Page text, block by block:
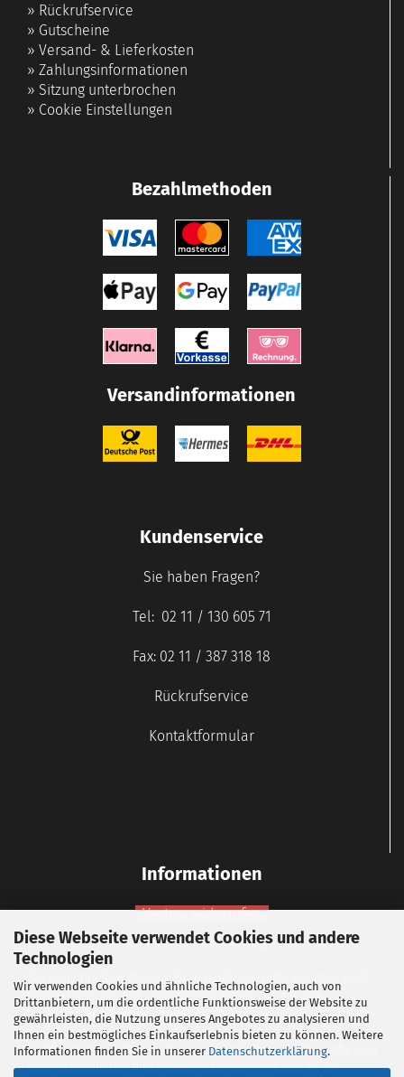
Diese Webseite verwendet Cookies und andere
Technologien
Wir verwenden Cookies und ähnliche Technologien, auch von
Drittanbietern, um die ordentliche Funktionsweise der Website zu
gewährleisten, die Nutzung unseres Angebotes zu analysieren und
Ihnen ein bestmögliches Einkaufserlebnis bieten zu können. Weitere
Informationen finden Sie in unserer Datenschutzerklärung.
» Rückrufservice
» Gutscheine
» Versand- & Lieferkosten
» Zahlungsinformationen
» Sitzung unterbrochen
» Cookie Einstellungen
Bezahlmethoden
Versandinformationen
Kundenservice
Sie haben Fragen?
Tel: 02 11 / 130 605 71
Fax: 02 11 / 387 318 18
Rückrufservice
Kontaktformular
Informationen
Vertrag widerrufen
Widerrufsbelehrung
Bei individuellen Wünschen nehmen Sie bitte vor dem Kauf
Kontakt mit uns auf, um vorab zu klären, ob wir Ihre
Vorstellungen technisch umsetzen können.
Aufgrund der Lichtverhältnisse bei der Produktfotografie und
unterschiedlicher Bildschirmeinstellungen kann es zu